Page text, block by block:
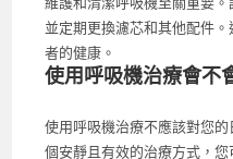
並定期更換濾芯和其他配件
者的健康。
使用呼吸機治療會不
使用呼吸機治療不應該對您
個安靜且有效的治療方式，